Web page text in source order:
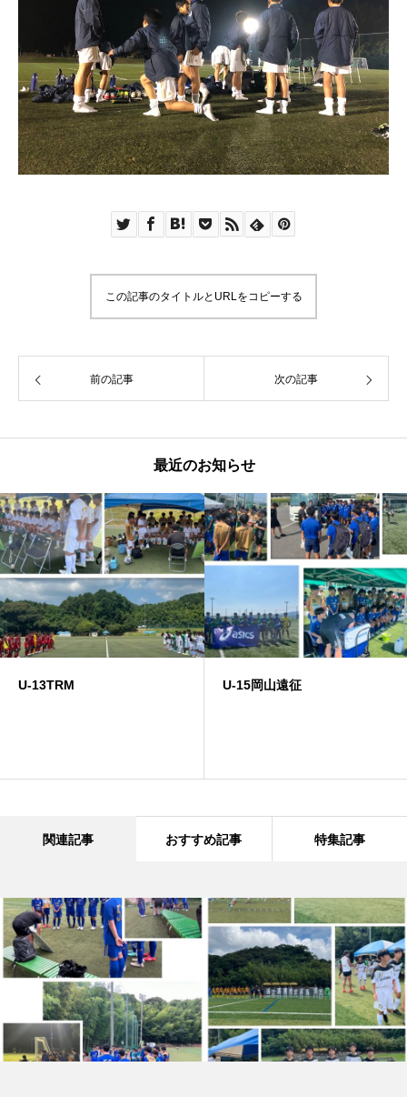
この記事のタイトルとURLをコピーする
前の記事 次の記事
最近のお知らせ
U-13TRM U-15岡山遠征
関連記事 おすすめ記事 特集記事